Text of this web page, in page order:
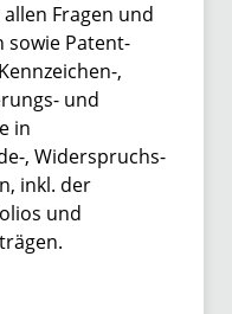
Fragen und
sowie Patent-
,
und
in
, Widerspruchs-
inkl. der
und